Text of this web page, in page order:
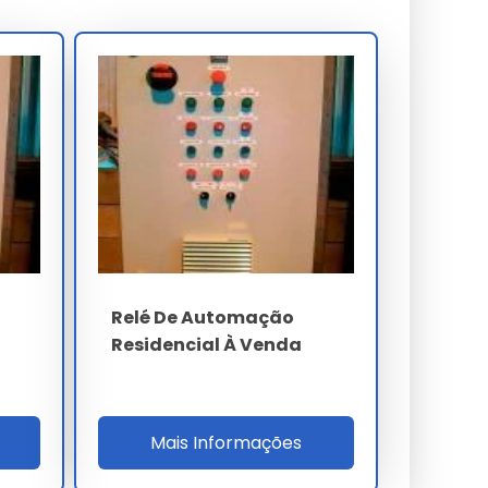
Relé De Automação
Residencial À Venda
Mais Informações